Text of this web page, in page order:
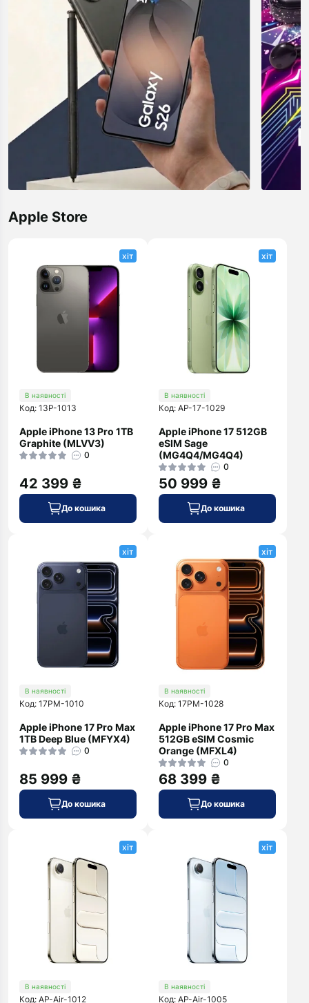
Apple Store
хіт
В наявності
Код: 13P-1013
Apple iPhone 13 Pro 1TB
Graphite (MLVV3)
0
42 399 ₴
До кошика
хіт
В наявності
Код: AP-17-1029
Apple iPhone 17 512GB
eSIM Sage
(MG4Q4/MG4Q4)
0
50 999 ₴
До кошика
хіт
В наявності
Код: 17PM-1010
Apple iPhone 17 Pro Max
1TB Deep Blue (MFYX4)
0
85 999 ₴
До кошика
хіт
В наявності
Код: 17PM-1028
Apple iPhone 17 Pro Max
512GB eSIM Cosmic
Orange (MFXL4)
0
68 399 ₴
До кошика
хіт
В наявності
Код: AP-Air-1012
хіт
В наявності
Код: AP-Air-1005